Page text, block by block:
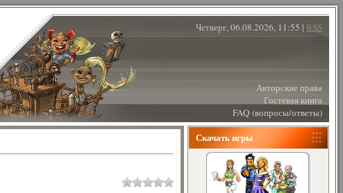
Четверг, 06.08.2026, 11:55 | RSS
Авторские права
Гостевая книга
FAQ (вопросы/ответы)
Скачать игры